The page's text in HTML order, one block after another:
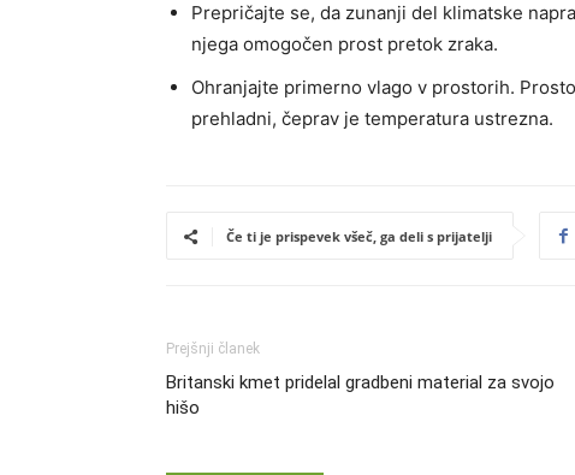
Prepričajte se, da zunanji del klimatske
njega omogočen prost pretok zraka.
Ohranjajte primerno vlago v prostorih.
prehladni, čeprav je temperatura ustrezna.
Če ti je prispevek všeč, ga deli s prijatelji
Prejšnji članek
Britanski kmet pridelal gradbeni material za svojo
hišo